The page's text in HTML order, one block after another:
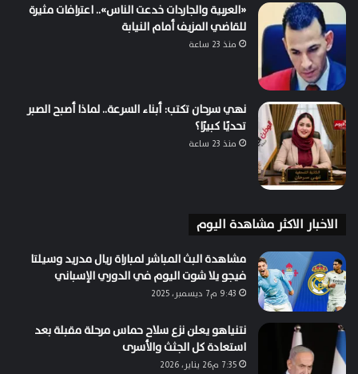
«العربية والجاردات خدعت الناس».. اعترافات مثيرة
للقاضي المزيف أمام النيابة
منذ 23 ساعة
نهي سرحان تكتب: أبناء السرعة.. لماذا أصبح الصبر
تحديًا كبيرًا؟
منذ 23 ساعة
الاخبار الاكثر مشاهدة اليوم
مشاهدة البث المباشر لمباراة ريال مدريد وسيلتا
فيجو يلا شوت اليوم في الدوري الإسباني
9:43 م7 ديسمبر، 2025
نتنياهو يعلن نزع سلاح حماس مرحلة مقبلة بعد
استعادة كل الجثث والأسرى
7:35 م26 يناير، 2026